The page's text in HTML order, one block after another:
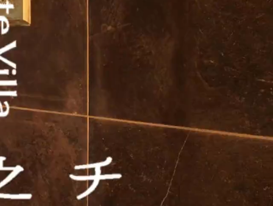
られた一棟貸
ウナ、ジェッ
はず。日常の